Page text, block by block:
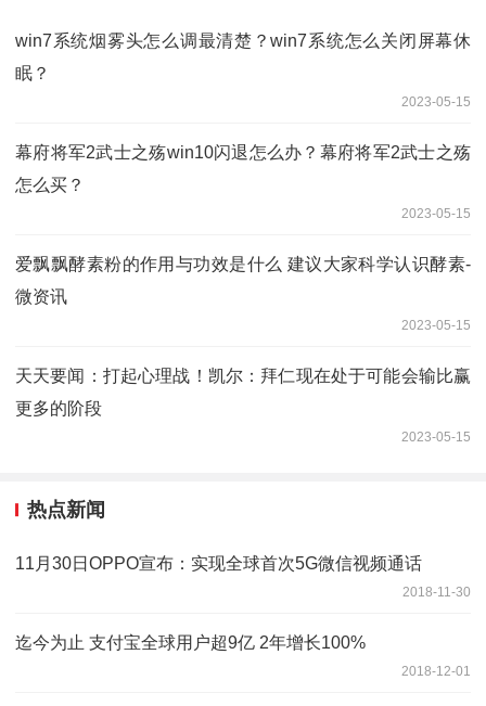
win7系统烟雾头怎么调最清楚？win7系统怎么关闭屏幕休
眠？
2023-05-15
幕府将军2武士之殇win10闪退怎么办？幕府将军2武士之殇
怎么买？
2023-05-15
爱飘飘酵素粉的作用与功效是什么 建议大家科学认识酵素-
微资讯
2023-05-15
天天要闻：打起心理战！凯尔：拜仁现在处于可能会输比赢
更多的阶段
2023-05-15
热点新闻
11月30日OPPO宣布：实现全球首次5G微信视频通话
2018-11-30
迄今为止 支付宝全球用户超9亿 2年增长100%
2018-12-01